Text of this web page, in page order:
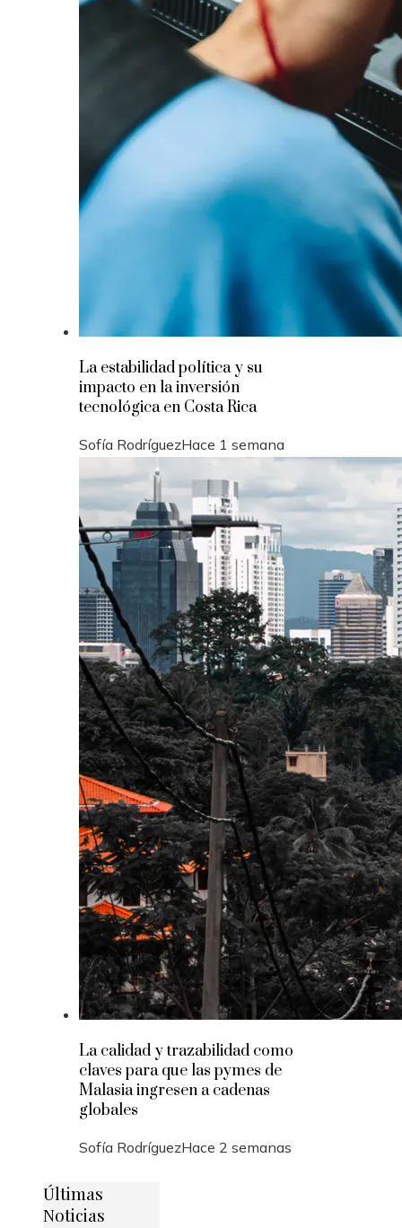
La estabilidad política y su
impacto en la inversión
tecnológica en Costa Rica
Sofía RodríguezHace 1 semana
La calidad y trazabilidad como
claves para que las pymes de
Malasia ingresen a cadenas
globales
Sofía RodríguezHace 2 semanas
Últimas
Noticias